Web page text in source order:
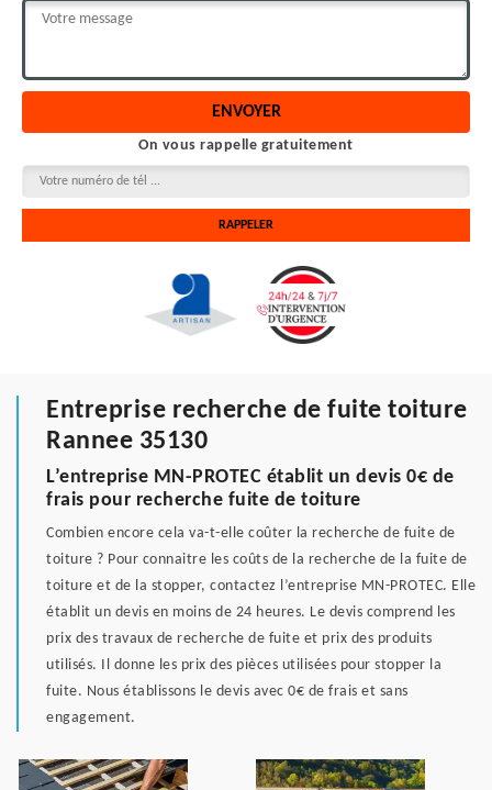
On vous rappelle gratuitement
Entreprise recherche de fuite toiture
Rannee 35130
L’entreprise MN-PROTEC établit un devis 0€ de
frais pour recherche fuite de toiture
Combien encore cela va-t-elle coûter la recherche de fuite de
toiture ? Pour connaitre les coûts de la recherche de la fuite de
toiture et de la stopper, contactez l’entreprise MN-PROTEC. Elle
établit un devis en moins de 24 heures. Le devis comprend les
prix des travaux de recherche de fuite et prix des produits
utilisés. Il donne les prix des pièces utilisées pour stopper la
fuite. Nous établissons le devis avec 0€ de frais et sans
engagement.